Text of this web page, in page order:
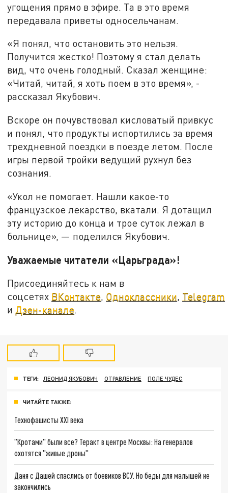
угощения прямо в эфире. Та в это время
передавала приветы односельчанам.
«Я понял, что остановить это нельзя.
Получится жестко! Поэтому я стал делать
вид, что очень голодный. Сказал женщине:
«Читай, читай, я хоть поем в это время», -
рассказал Якубович.
Вскоре он почувствовал кисловатый привкус
и понял, что продукты испортились за время
трехдневной поездки в поезде летом. После
игры первой тройки ведущий рухнул без
сознания.
«Укол не помогает. Нашли какое-то
французское лекарство, вкатали. Я дотащил
эту историю до конца и трое суток лежал в
больнице», — поделился Якубович.
Уважаемые читатели «Царьграда»!
Присоединяйтесь к нам в
соцсетях ВКонтакте, Одноклассники, Telegram
и Дзен-канале.
ТЕГИ: ЛЕОНИД ЯКУБОВИЧ ОТРАВЛЕНИЕ ПОЛЕ ЧУДЕС
ЧИТАЙТЕ ТАКЖЕ:
Технофашисты XXI века
"Кротами" были все? Теракт в центре Москвы: На генералов
охотятся "живые дроны"
Даня с Дашей спаслись от боевиков ВСУ. Но беды для малышей не
закончились